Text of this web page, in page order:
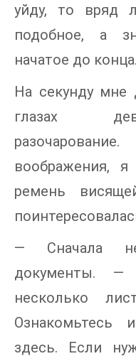
уйду, то вряд
подобное, а
начатое до
На секунду мне
глазах
воображения,
ремень
— Сначала
документы.
несколько
здесь. Если